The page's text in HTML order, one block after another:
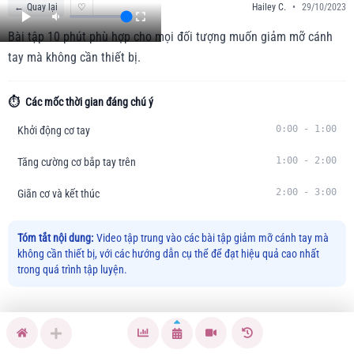
← Quay lại ♡ Hailey C. • 29/10/2023
Bài tập 10 phút phù hợp cho mọi đối tượng muốn giảm mỡ cánh
tay mà không cần thiết bị.
⏱️ Các mốc thời gian đáng chú ý
Khởi động cơ tay 0:00 - 1:00
Tăng cường cơ bắp tay trên 1:00 - 2:00
Giãn cơ và kết thúc 2:00 - 3:00
Tóm tắt nội dung: Video tập trung vào các bài tập giảm mỡ cánh tay mà
không cần thiết bị, với các hướng dẫn cụ thể để đạt hiệu quả cao nhất
trong quá trình tập luyện.
🏃 Hướng dẫn